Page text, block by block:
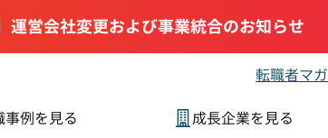
運営会社変更および事業統合のお知らせ
転職者マ
事例を見る 成長企業を見る